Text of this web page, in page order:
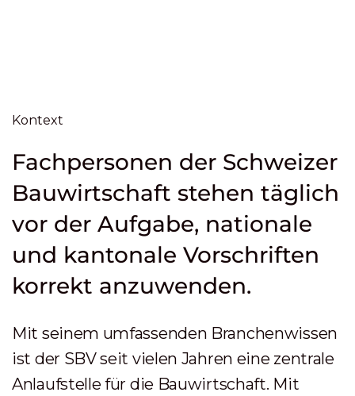
Kontext
Fachpersonen der Schweizer
Bauwirtschaft stehen täglich
vor der Aufgabe, nationale
und kantonale Vorschriften
korrekt anzuwenden.
Mit seinem umfassenden Branchenwissen
ist der SBV seit vielen Jahren eine zentrale
Anlaufstelle für die Bauwirtschaft. Mit